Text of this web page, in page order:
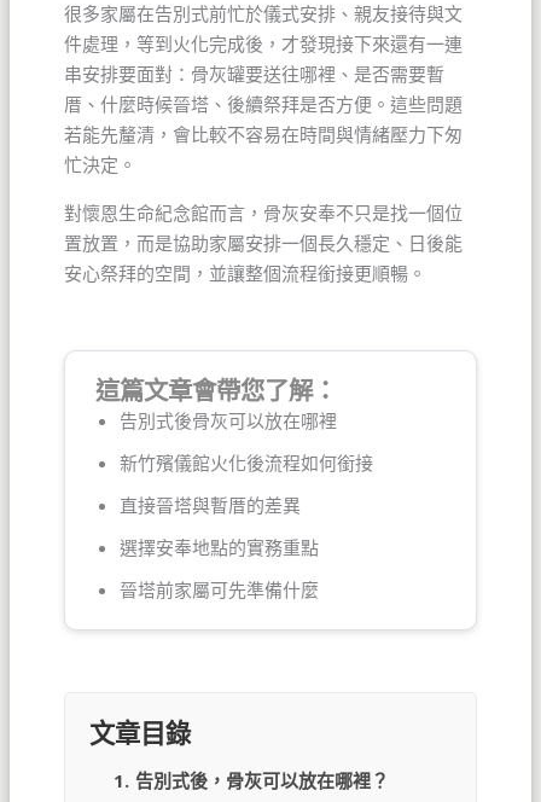
很多家屬在告別式前忙於儀式安排、親友接待與文
件處理，等到火化完成後，才發現接下來還有一連
串安排要面對：骨灰罐要送往哪裡、是否需要暫
厝、什麼時候晉塔、後續祭拜是否方便。這些問題
若能先釐清，會比較不容易在時間與情緒壓力下匆
忙決定。
對懷恩生命紀念館而言，骨灰安奉不只是找一個位
置放置，而是協助家屬安排一個長久穩定、日後能
安心祭拜的空間，並讓整個流程銜接更順暢。
這篇文章會帶您了解：
告別式後骨灰可以放在哪裡
新竹殯儀館火化後流程如何銜接
直接晉塔與暫厝的差異
選擇安奉地點的實務重點
晉塔前家屬可先準備什麼
文章目錄
1. 告別式後，骨灰可以放在哪裡？